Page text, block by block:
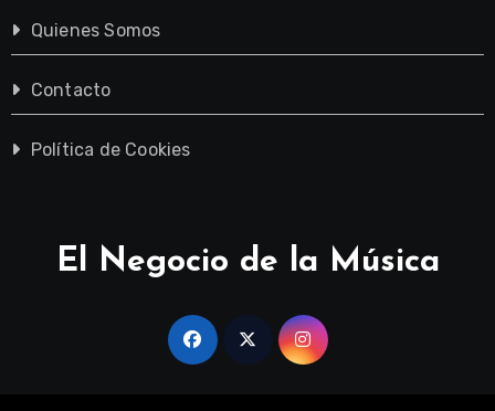
Quienes Somos
Contacto
Política de Cookies
El Negocio de la Música